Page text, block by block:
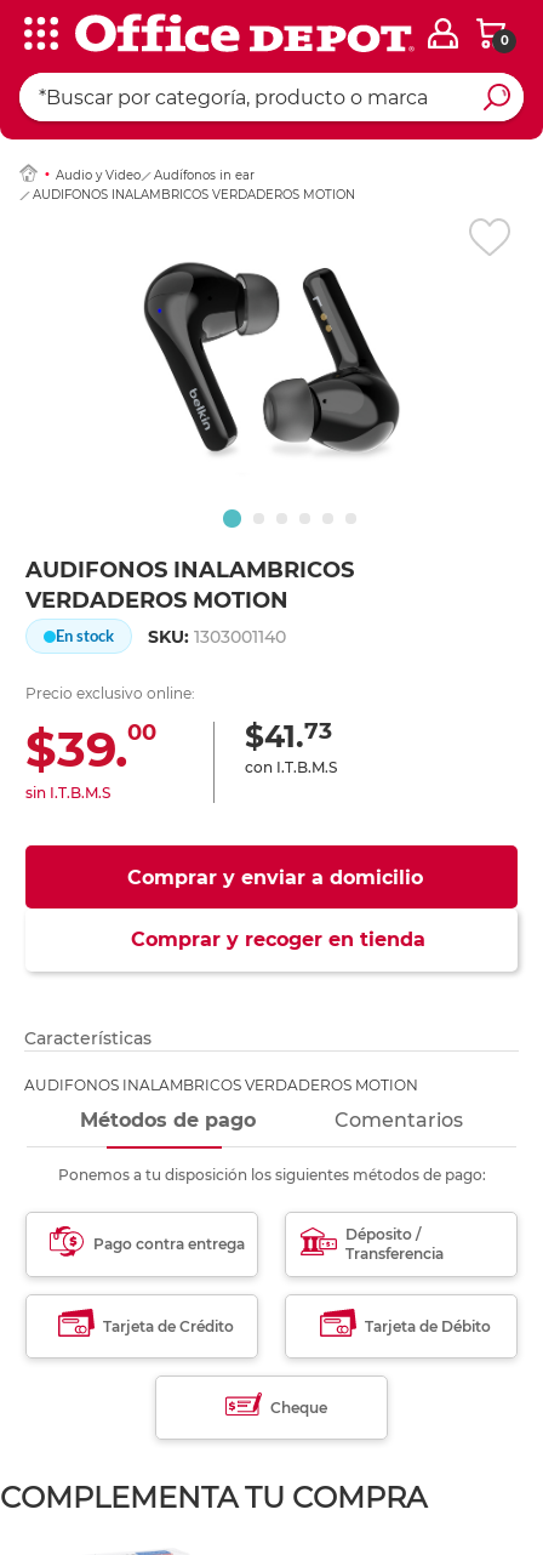
0
Audio y Video
Audífonos in ear
AUDIFONOS INALAMBRICOS VERDADEROS MOTION
AUDIFONOS INALAMBRICOS
VERDADEROS MOTION
En stock SKU:1303001140
Precio exclusivo online:
$39.00
sin I.T.B.M.S
$41.73
con I.T.B.M.S
Comprar y enviar a domicilio
Comprar y recoger en tienda
Ingresar Codigo
Características
AUDIFONOS INALAMBRICOS VERDADEROS MOTION
Métodos de pago Comentarios
Ponemos a tu disposición los siguientes métodos de pago:
Pago contra entrega
Déposito /
Transferencia
Tarjeta de Crédito Tarjeta de Débito
Cheque
COMPLEMENTA TU COMPRA